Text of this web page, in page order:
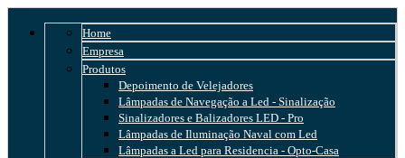
Home
Empresa
Produtos
Depoimento de Velejadores
Lâmpadas de Navegação a Led - Sinalização
Sinalizadores e Balizadores LED - Pro
Lâmpadas de Iluminação Naval com Led
Lâmpadas a Led para Residencia - Opto-Casa